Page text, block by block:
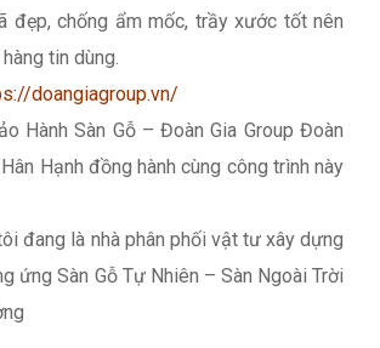
đẹp, chống ẩm mốc, trầy xước tốt nên
tin dùng.
doangiagroup.vn/
Hành Sàn Gỗ – Đoàn Gia Group Đoàn
Hạnh đồng hành cùng công trình này
đang là nhà phân phối vật tư xây dựng
ứng Sàn Gỗ Tự Nhiên – Sàn Ngoài Trời